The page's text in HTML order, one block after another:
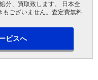
分、買取致します。 日本全
もございません。査定費無料
ビスへ